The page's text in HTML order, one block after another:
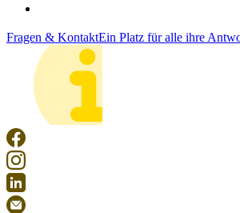
Fragen & KontaktEin Platz für alle ihre